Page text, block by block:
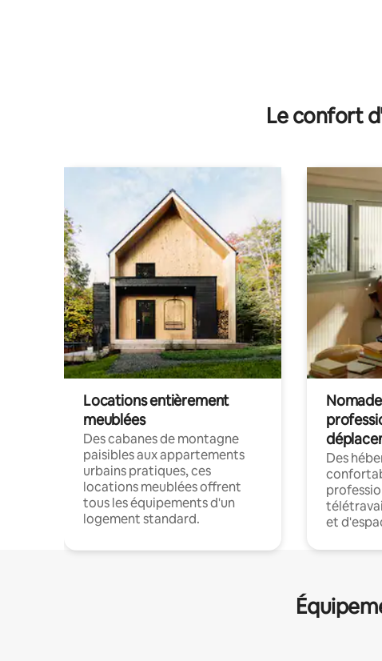
Le confort
Locations entièrement
meublées
Des cabanes de montagne
paisibles aux appartements
urbains pratiques, ces
locations meublées offrent
tous les équipements d'un
logement standard.
Des
et